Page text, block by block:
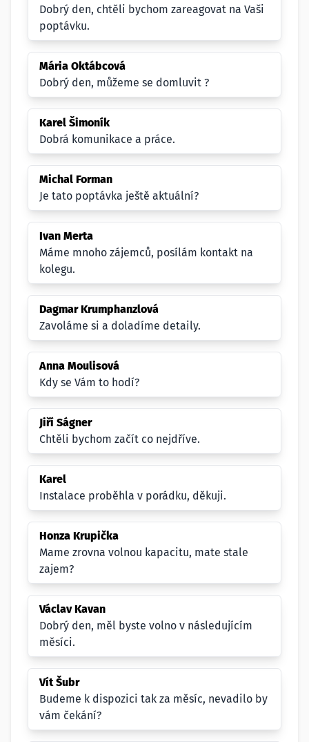
Dobrý den, chtěli bychom zareagovat na Vaši
poptávku.
Mária Oktábcová
Dobrý den, můžeme se domluvit ?
Karel Šimoník
Dobrá komunikace a práce.
Michal Forman
Je tato poptávka ještě aktuální?
Ivan Merta
Máme mnoho zájemců, posílám kontakt na
kolegu.
Dagmar Krumphanzlová
Zavoláme si a doladíme detaily.
Anna Moulisová
Kdy se Vám to hodí?
Jiří Ságner
Chtěli bychom začít co nejdříve.
Karel
Instalace proběhla v porádku, děkuji.
Honza Krupička
Mame zrovna volnou kapacitu, mate stale
zajem?
Václav Kavan
Dobrý den, měl byste volno v následujícím
měsíci.
Vít Šubr
Budeme k dispozici tak za měsíc, nevadilo by
vám čekání?